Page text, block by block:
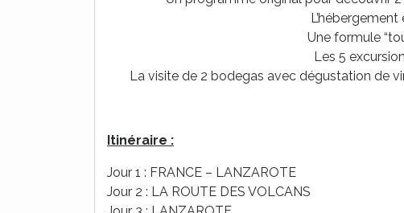
Une formule
Les 5
La visite de 2 bodegas avec dégustation de
Itinéraire :
Jour 1 : FRANCE – LANZAROTE
Jour 2 : LA ROUTE DES VOLCANS